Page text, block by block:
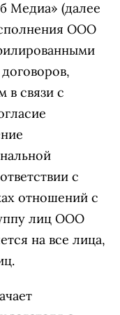
Медиа» (далее
ООО
в связи с
с
отношений с
лиц ООО
на все лица,